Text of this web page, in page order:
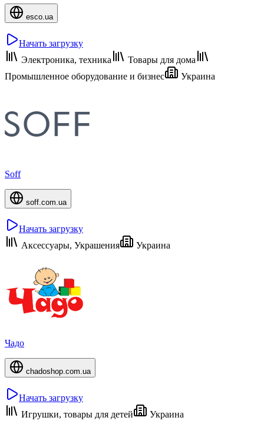
esco.ua
Начать загрузку
Электроника, техника
Товары для дома
Промышленное оборудование и бизнес
Украина
Soff
soff.com.ua
Начать загрузку
Аксессуары, Украшения
Украина
Чадо
chadoshop.com.ua
Начать загрузку
Игрушки, товары для детей
Украина